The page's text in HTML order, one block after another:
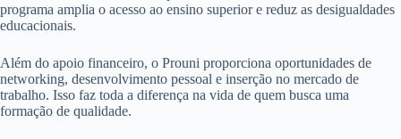
programa amplia o acesso ao ensino superior e reduz as desigualdades
educacionais.
Além do apoio financeiro, o Prouni proporciona oportunidades de
networking, desenvolvimento pessoal e inserção no mercado de
trabalho. Isso faz toda a diferença na vida de quem busca uma
formação de qualidade.